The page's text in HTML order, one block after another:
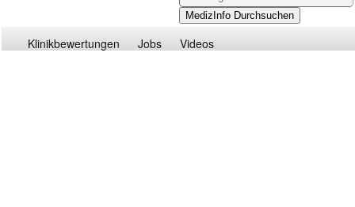
Klinikbewertungen Jobs Videos